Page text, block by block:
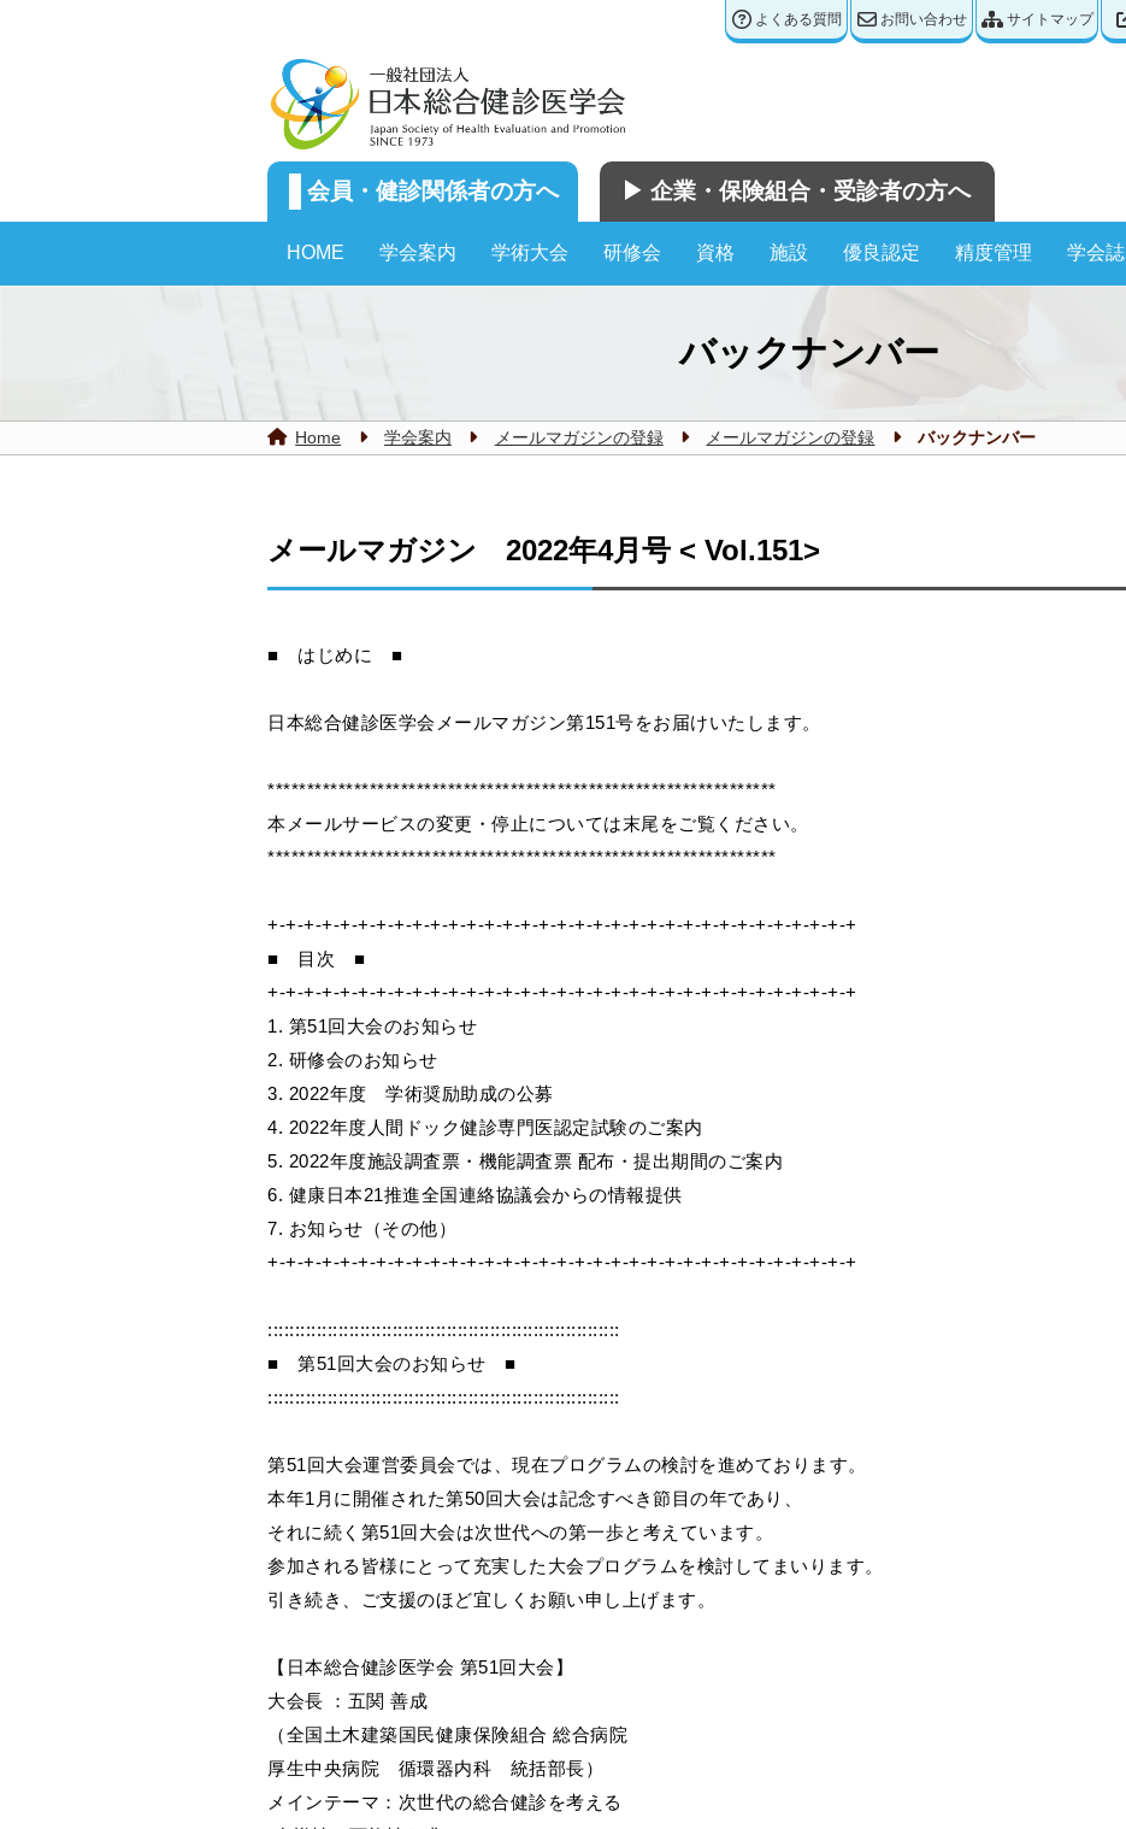
よくある質問 お問い合わせ サイトマップ
会員・健診関係者の方へ ▶︎ 企業・保険組合・受診者の方へ
HOME 学会案内 学術大会 研修会 資格 施設 優良認定 精度管理 学会誌
バックナンバー
Home 学会案内 メールマガジンの登録 メールマガジンの登録 バックナンバー
メールマガジン 2022年4月号 < Vol.151>
■ はじめに ■
日本総合健診医学会メールマガジン第151号をお届けいたします。
*****************************************************************
本メールサービスの変更・停止については末尾をご覧ください。
*****************************************************************
+-+-+-+-+-+-+-+-+-+-+-+-+-+-+-+-+-+-+-+-+-+-+-+-+-+-+-+-+-+-+-+-+
■ 目次 ■
+-+-+-+-+-+-+-+-+-+-+-+-+-+-+-+-+-+-+-+-+-+-+-+-+-+-+-+-+-+-+-+-+
1. 第51回大会のお知らせ
2. 研修会のお知らせ
3. 2022年度 学術奨励助成の公募
4. 2022年度人間ドック健診専門医認定試験のご案内
5. 2022年度施設調査票・機能調査票 配布・提出期間のご案内
6. 健康日本21推進全国連絡協議会からの情報提供
7. お知らせ（その他）
+-+-+-+-+-+-+-+-+-+-+-+-+-+-+-+-+-+-+-+-+-+-+-+-+-+-+-+-+-+-+-+-+
:::::::::::::::::::::::::::::::::::::::::::::::::::::::::::::::::
■ 第51回大会のお知らせ ■
:::::::::::::::::::::::::::::::::::::::::::::::::::::::::::::::::
第51回大会運営委員会では、現在プログラムの検討を進めております。
本年1月に開催された第50回大会は記念すべき節目の年であり、
それに続く第51回大会は次世代への第一歩と考えています。
参加される皆様にとって充実した大会プログラムを検討してまいります。
引き続き、ご支援のほど宜しくお願い申し上げます。
【日本総合健診医学会 第51回大会】
大会長 ：五関 善成
（全国土木建築国民健康保険組合 総合病院
厚生中央病院 循環器内科 統括部長）
メインテーマ：次世代の総合健診を考える